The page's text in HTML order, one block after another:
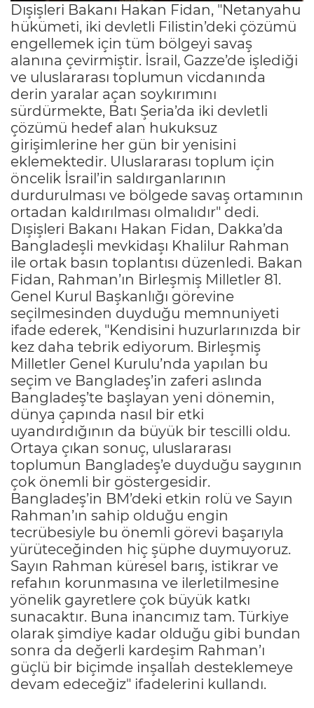
Dışişleri Bakanı Hakan Fidan, "Netanyahu
hükümeti, iki devletli Filistin’deki çözümü
engellemek için tüm bölgeyi savaş
alanına çevirmiştir. İsrail, Gazze’de işlediği
ve uluslararası toplumun vicdanında
derin yaralar açan soykırımını
sürdürmekte, Batı Şeria’da iki devletli
çözümü hedef alan hukuksuz
girişimlerine her gün bir yenisini
eklemektedir. Uluslararası toplum için
öncelik İsrail’in saldırganlarının
durdurulması ve bölgede savaş ortamının
ortadan kaldırılması olmalıdır" dedi.
Dışişleri Bakanı Hakan Fidan, Dakka’da
Bangladeşli mevkidaşı Khalilur Rahman
ile ortak basın toplantısı düzenledi. Bakan
Fidan, Rahman’ın Birleşmiş Milletler 81.
Genel Kurul Başkanlığı görevine
seçilmesinden duyduğu memnuniyeti
ifade ederek, "Kendisini huzurlarınızda bir
kez daha tebrik ediyorum. Birleşmiş
Milletler Genel Kurulu’nda yapılan bu
seçim ve Bangladeş’in zaferi aslında
Bangladeş’te başlayan yeni dönemin,
dünya çapında nasıl bir etki
uyandırdığının da büyük bir tescilli oldu.
Ortaya çıkan sonuç, uluslararası
toplumun Bangladeş’e duyduğu saygının
çok önemli bir göstergesidir.
Bangladeş’in BM’deki etkin rolü ve Sayın
Rahman’ın sahip olduğu engin
tecrübesiyle bu önemli görevi başarıyla
yürüteceğinden hiç şüphe duymuyoruz.
Sayın Rahman küresel barış, istikrar ve
refahın korunmasına ve ilerletilmesine
yönelik gayretlere çok büyük katkı
sunacaktır. Buna inancımız tam. Türkiye
olarak şimdiye kadar olduğu gibi bundan
sonra da değerli kardeşim Rahman’ı
güçlü bir biçimde inşallah desteklemeye
devam edeceğiz" ifadelerini kullandı.